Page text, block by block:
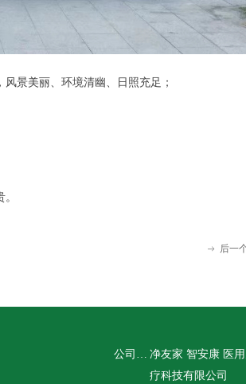
景美丽、环境清幽、日照充足；
ꁹ 后一
公司名称： 净友家 智安康 医
疗科技有限公司